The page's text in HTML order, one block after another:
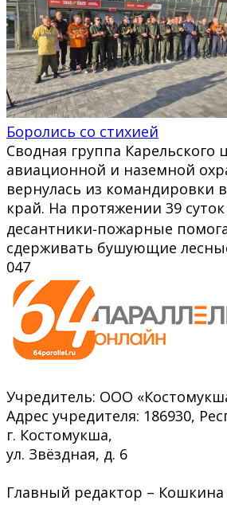
Боролись со стихией
Сводная группа Карельского
авиационной и наземной
вернулась из командировки
край. На протяжении 39
десантники‑пожарные
сдерживать бушующие
047
Учредитель: ООО
Адрес учредителя: 186930,
г. Костомукша,
ул. Звёздная, д. 6
Главный редактор –